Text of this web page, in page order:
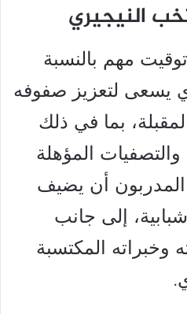
النيجيري
مهم بالنسبة
يسعى لتعزيز صفوفه
بما في ذلك
والتصفيات المؤهلة
المدربون أن يضيف
إلى جانب
وخبراته المكتسبة